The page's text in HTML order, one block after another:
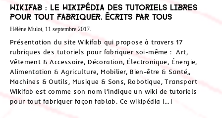
Wikifab : Le Wikipédia des tutoriels libres
pour tout fabriquer, écrits par tous
Hélène Mulot, 11 septembre 2017.
Présentation du site Wikifab qui propose à travers 17
rubriques des tutoriels pour fabriquer soi-même : Art,
Vêtement & Accessoire, Décoration, Électronique, Énergie,
Alimentation & Agriculture, Mobilier, Bien-être & Santé,,
Machines & Outils, Musique & Sons, Robotique, Transport
Wikifab est comme son nom l’indique un wiki de tutoriels
pour tout fabriquer façon fablab. Ce wikipédia […]